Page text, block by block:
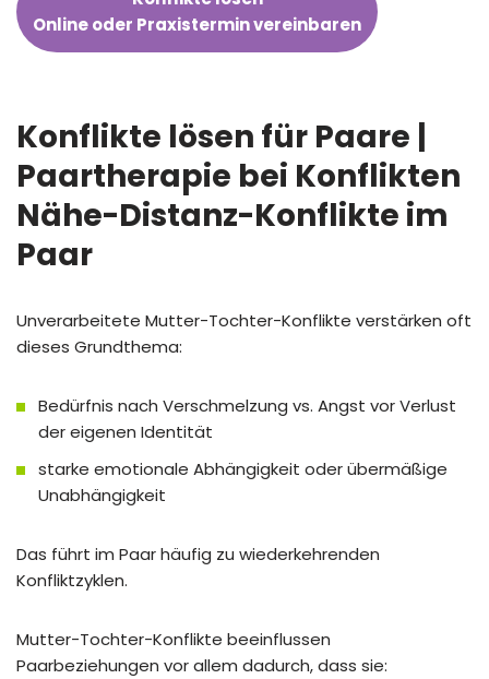
Online oder Praxistermin vereinbaren
Konflikte lösen für Paare |
Paartherapie bei Konflikten
Nähe-Distanz-Konflikte im
Paar
Unverarbeitete Mutter-Tochter-Konflikte verstärken oft
dieses Grundthema:
Bedürfnis nach Verschmelzung vs. Angst vor Verlust
der eigenen Identität
starke emotionale Abhängigkeit oder übermäßige
Unabhängigkeit
Das führt im Paar häufig zu wiederkehrenden
Konfliktzyklen.
Mutter-Tochter-Konflikte beeinflussen
Paarbeziehungen vor allem dadurch, dass sie: